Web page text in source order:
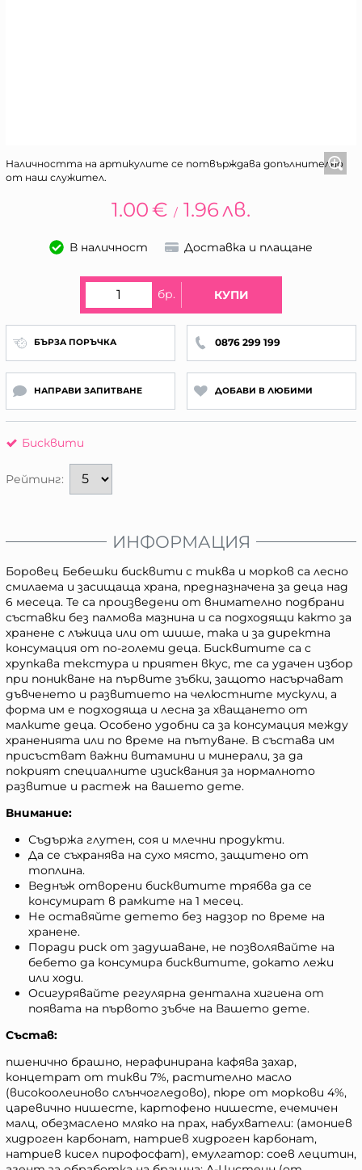
Наличността на артикулите се потвърждава допълнително
от наш служител.
1.00€ / 1.96лв.
В наличност Доставка и плащане
бр. КУПИ
БЪРЗА ПОРЪЧКА 0876 299 199
НАПРАВИ ЗАПИТВАНЕ ДОБАВИ В ЛЮБИМИ
Бисквити
Рейтинг:
ИНФОРМАЦИЯ
Боровец Бебешки бисквити с тиква и морков са лесно
смилаема и засищаща храна, предназначена за деца над
6 месеца. Те са произведени от внимателно подбрани
съставки без палмова мазнина и са подходящи както за
хранене с лъжица или от шише, така и за директна
консумация от по-големи деца. Бисквитите са с
хрупкава текстура и приятен вкус, те са удачен избор
при поникване на първите зъбки, защото насърчават
дъвченето и развитието на челюстните мускули, a
форма им е подходяща и лесна за хващането от
малките деца. Особено удобни са за консумация между
храненията или по време на пътуване. В състава им
присъстват важни витамини и минерали, за да
покрият специалните изисквания за нормалното
развитие и растеж на вашето дете.
Внимание:
Съдържа глутен, соя и млечни продукти.
Да се съхранява на сухо място, защитено от
топлина.
Веднъж отворени бисквитите трябва да се
консумират в рамките на 1 месец.
Не оставяйте детето без надзор по време на
хранене.
Поради риск от задушаване, не позволявайте на
бебето да консумира бисквитите, докато лежи
или ходи.
Осигурявайте регулярна дентална хигиена от
появата на първото зъбче на Вашето дете.
Състав:
пшенично брашно, нерафинирана кафява захар,
концетрат от тикви 7%, растително масло
(високоолеиново слънчогледово), пюре от моркови 4%,
царевично нишесте, картофено нишесте, ечемичен
малц, обезмаслено мляко на прах, набухватели: (амониев
хидроген карбонат, натриев хидроген карбонат,
натриев кисел пирофосфат), емулгатор: соев лецитин,